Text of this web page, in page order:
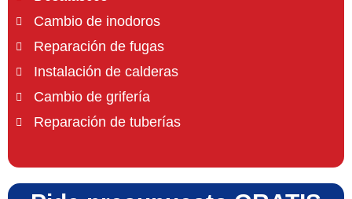
Cambio de inodoros
Reparación de fugas
Instalación de calderas
Cambio de grifería
Reparación de tuberías